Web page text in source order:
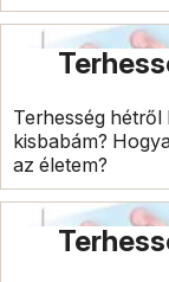
Terhesség
kisbabám?
az életem?